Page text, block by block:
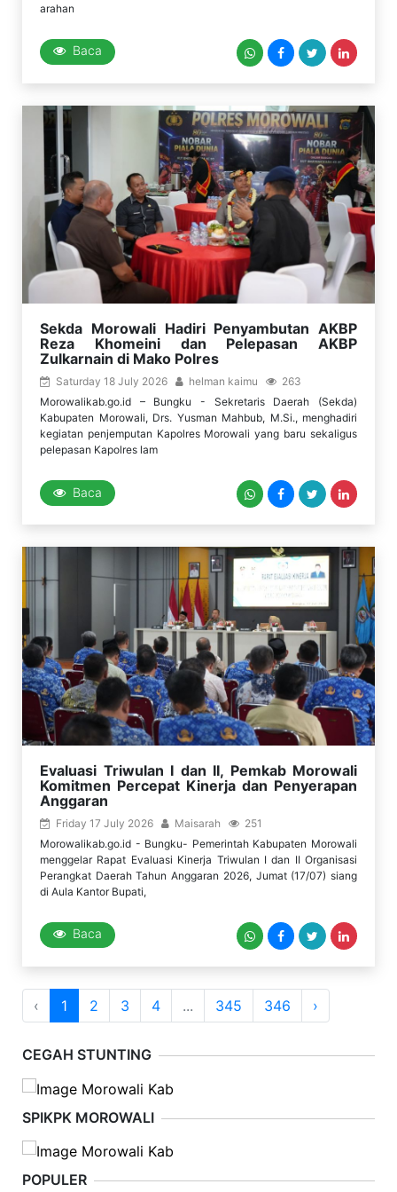
arahan
Baca
Sekda Morowali Hadiri Penyambutan AKBP
Reza Khomeini dan Pelepasan AKBP
Zulkarnain di Mako Polres
Saturday 18 July 2026 helman kaimu
263
Morowalikab.go.id – Bungku - Sekretaris Daerah (Sekda)
Kabupaten Morowali, Drs. Yusman Mahbub, M.Si., menghadiri
kegiatan penjemputan Kapolres Morowali yang baru sekaligus
pelepasan Kapolres lam
Baca
Evaluasi Triwulan I dan II, Pemkab Morowali
Komitmen Percepat Kinerja dan Penyerapan
Anggaran
Friday 17 July 2026 Maisarah
251
Morowalikab.go.id - Bungku- Pemerintah Kabupaten Morowali
menggelar Rapat Evaluasi Kinerja Triwulan I dan II Organisasi
Perangkat Daerah Tahun Anggaran 2026, Jumat (17/07) siang
di Aula Kantor Bupati,
Baca
‹ 1 2 3 4 ... 345 346 ›
CEGAH STUNTING
SPIKPK MOROWALI
POPULER